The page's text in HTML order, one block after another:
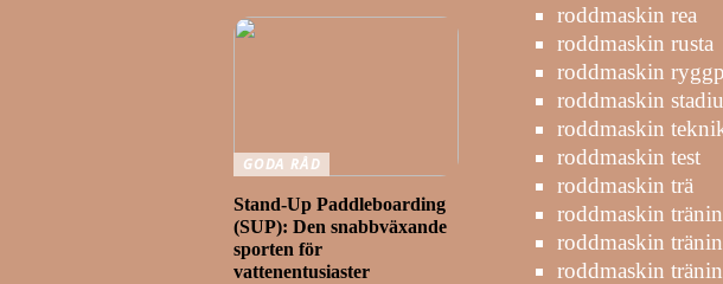
roddmaskin rea
roddmaskin rusta
roddmaskin
roddmaskin
roddmaskin
roddmaskin test
roddmaskin trä
roddmaskin
roddmaskin
roddmaskin
GODA RÅD
Stand-Up Paddleboarding
(SUP): Den snabbväxande
sporten för
vattenentusiaster